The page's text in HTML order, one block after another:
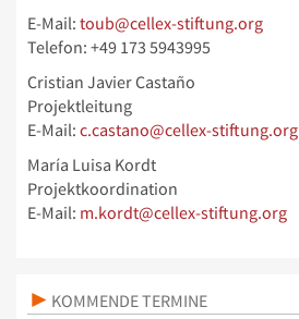
E-Mail: toub@cellex-stiftung.org
Telefon: +49 173 5943995
Cristian Javier Castaño
Projektleitung
E-Mail: c.castano@cellex-stiftung.org
María Luisa Kordt
Projektkoordination
E-Mail: m.kordt@cellex-stiftung.org
KOMMENDE TERMINE